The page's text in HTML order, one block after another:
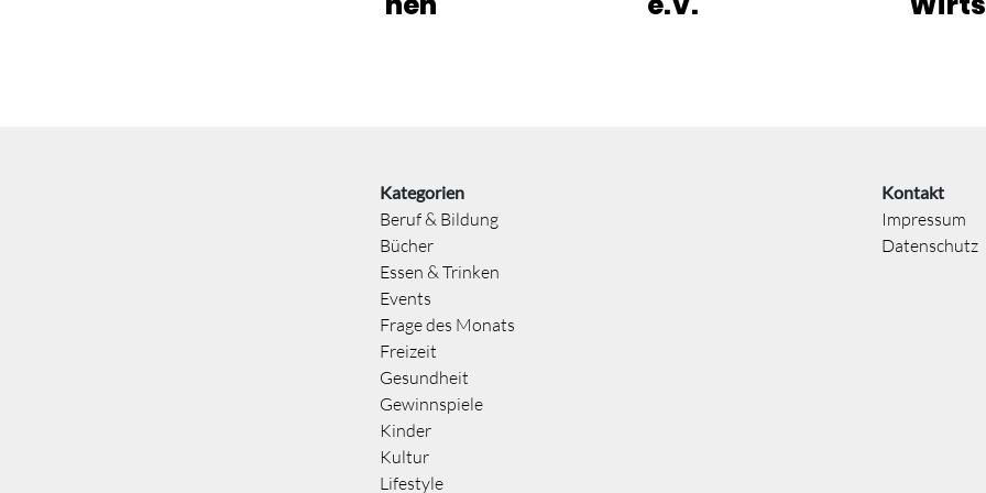
Kategorien
Beruf & Bildung
Bücher
Essen & Trinken
Events
Frage des Monats
Freizeit
Gesundheit
Gewinnspiele
Kinder
Kultur
Lifestyle
Kontakt
Impressum
Datenschutz